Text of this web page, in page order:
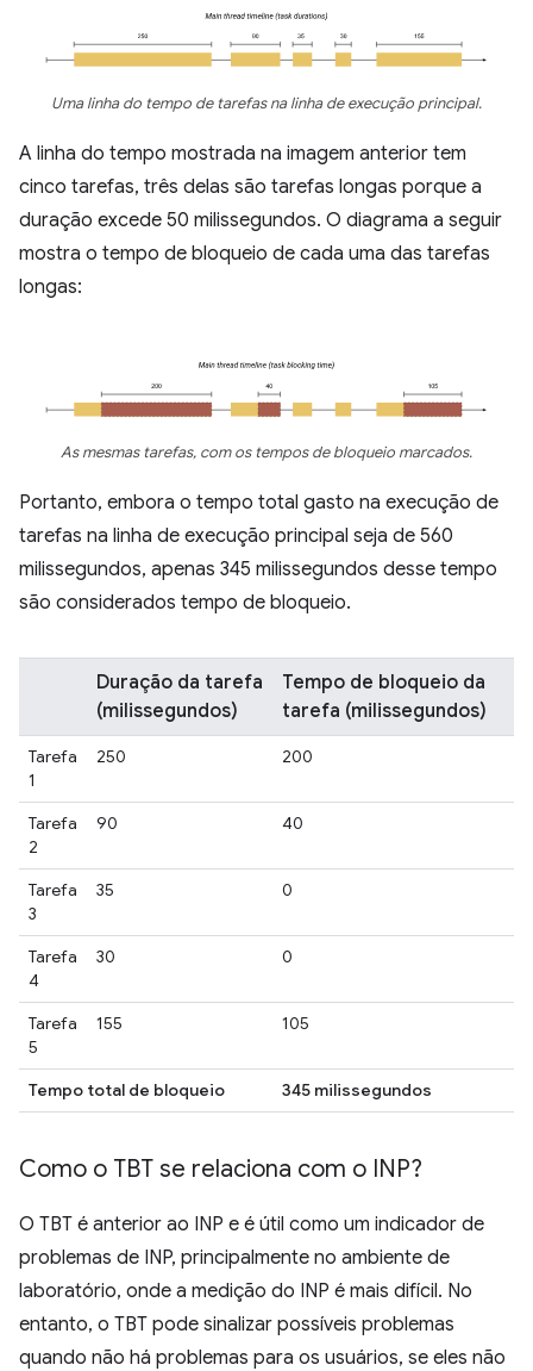
Uma linha do tempo de tarefas na linha de execução principal.
A linha do tempo mostrada na imagem anterior tem
cinco tarefas, três delas são tarefas longas porque a
duração excede 50 milissegundos. O diagrama a seguir
mostra o tempo de bloqueio de cada uma das tarefas
longas:
As mesmas tarefas, com os tempos de bloqueio marcados.
Portanto, embora o tempo total gasto na execução de
tarefas na linha de execução principal seja de 560
milissegundos, apenas 345 milissegundos desse tempo
são considerados tempo de bloqueio.
Duração da tarefa
(milissegundos)
Tempo de bloqueio da
tarefa (milissegundos)
Tarefa
1
250 200
Tarefa
2
90 40
Tarefa
3
35 0
Tarefa
4
30 0
Tarefa
5
155 105
Tempo total de bloqueio 345 milissegundos
Como o TBT se relaciona com o INP?
O TBT é anterior ao INP e é útil como um indicador de
problemas de INP, principalmente no ambiente de
laboratório, onde a medição do INP é mais difícil. No
entanto, o TBT pode sinalizar possíveis problemas
quando não há problemas para os usuários, se eles não